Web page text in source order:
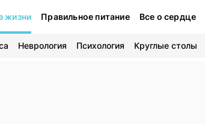
жизни Правильное питание Все о сердце
Неврология Психология Круглые столы